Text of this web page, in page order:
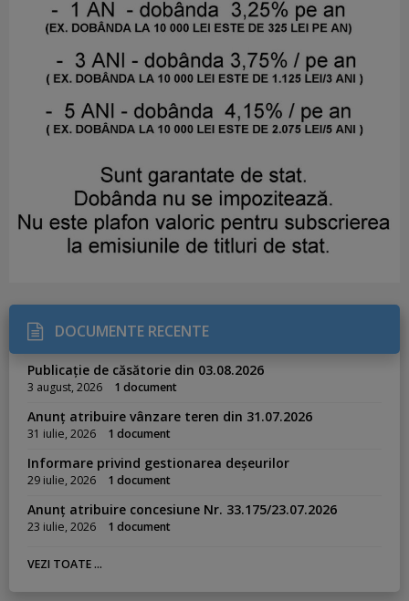
DOCUMENTE RECENTE
Publicație de căsătorie din 03.08.2026
3 august, 2026 1 document
Anunț atribuire vânzare teren din 31.07.2026
31 iulie, 2026 1 document
Informare privind gestionarea deșeurilor
29 iulie, 2026 1 document
Anunț atribuire concesiune Nr. 33.175/23.07.2026
23 iulie, 2026 1 document
VEZI TOATE ...